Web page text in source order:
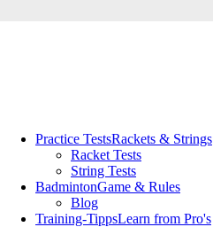
navigationPractice TestsRackets & Strings
Racket Tests
String Tests
BadmintonGame & Rules
Blog
Training-TippsLearn from Pro's